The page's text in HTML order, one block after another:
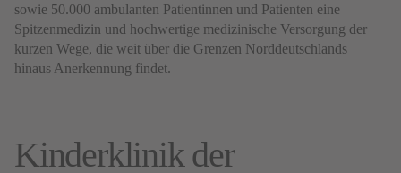
sowie 50.000 ambulanten Patientinnen und Patienten eine
Spitzenmedizin und hochwertige medizinische Versorgung der
kurzen Wege, die weit über die Grenzen Norddeutschlands
hinaus Anerkennung findet.
Kinderklinik der